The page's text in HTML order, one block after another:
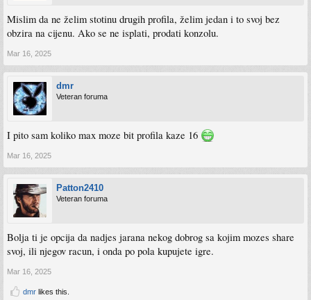
Mislim da ne želim stotinu drugih profila, želim jedan i to svoj bez
obzira na cijenu. Ako se ne isplati, prodati konzolu.
Mar 16, 2025
dmr
Veteran foruma
I pito sam koliko max moze bit profila kaze 16
Mar 16, 2025
Patton2410
Veteran foruma
Bolja ti je opcija da nadjes jarana nekog dobrog sa kojim mozes share
svoj, ili njegov racun, i onda po pola kupujete igre.
Mar 16, 2025
dmr likes this.